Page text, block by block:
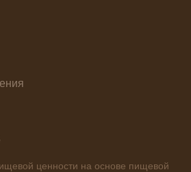
ценности на основе пищевой